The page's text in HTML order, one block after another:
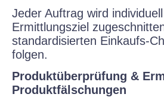
Jeder Auftrag wird
Ermittlungsziel
standardisierten Einkaufs-
folgen.
Produktüberprüfung &
Produktfälschungen